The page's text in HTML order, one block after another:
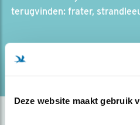
Deze website maakt gebruik
terugvinden: frater,
lees meer